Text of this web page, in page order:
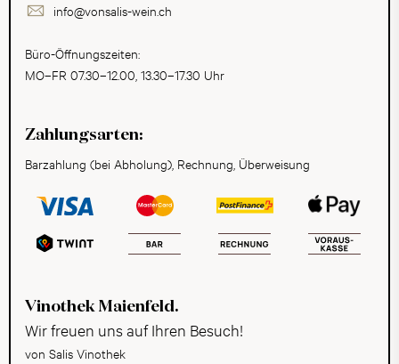
info@vonsalis-wein.ch
Büro-Öffnungszeiten:
MO–FR 07.30–12.00, 13.30–17.30 Uhr
Zahlungsarten:
Barzahlung (bei Abholung), Rechnung, Überweisung
Vinothek Maienfeld.
Wir freuen uns auf Ihren Besuch!
von Salis Vinothek